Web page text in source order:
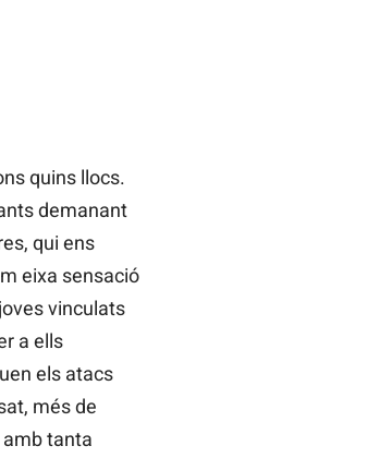
quins llocs.
demanant
qui ens
eixa sensació
vinculats
a ells
els atacs
més de
tanta